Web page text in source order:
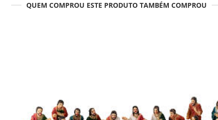
QUEM COMPROU ESTE PRODUTO TAMBÉM COMPROU